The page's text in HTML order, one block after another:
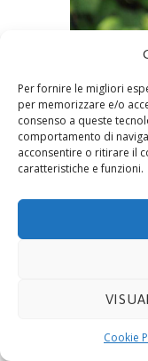
Per fornire le migliori
per memorizzare e/o
consenso a queste
comportamento di
acconsentire o ritirare il
caratteristiche e funzioni.
Cookie
by Eco Admin
No image
© 2019